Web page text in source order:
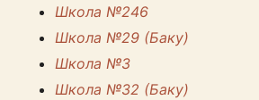
Школа №246
Школа №29 (Баку)
Школа №3
Школа №32 (Баку)